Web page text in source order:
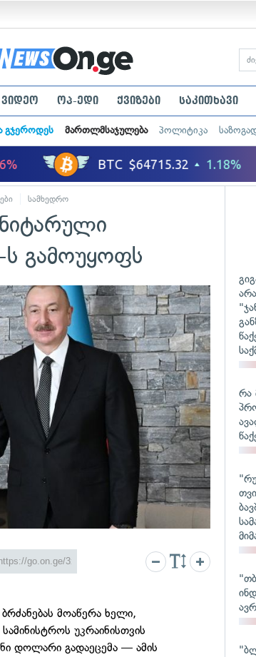
ვიდეო ოპ-ედი ქვიზები საკითხავი
გჯეროდეს მართლმსაჯულება პოლიტიკა
სამხედრო
გამოუყოფს
მოაწერა ხელი,
უკრაინისთვის
დოლარი გადაეცემა — ამის
რა